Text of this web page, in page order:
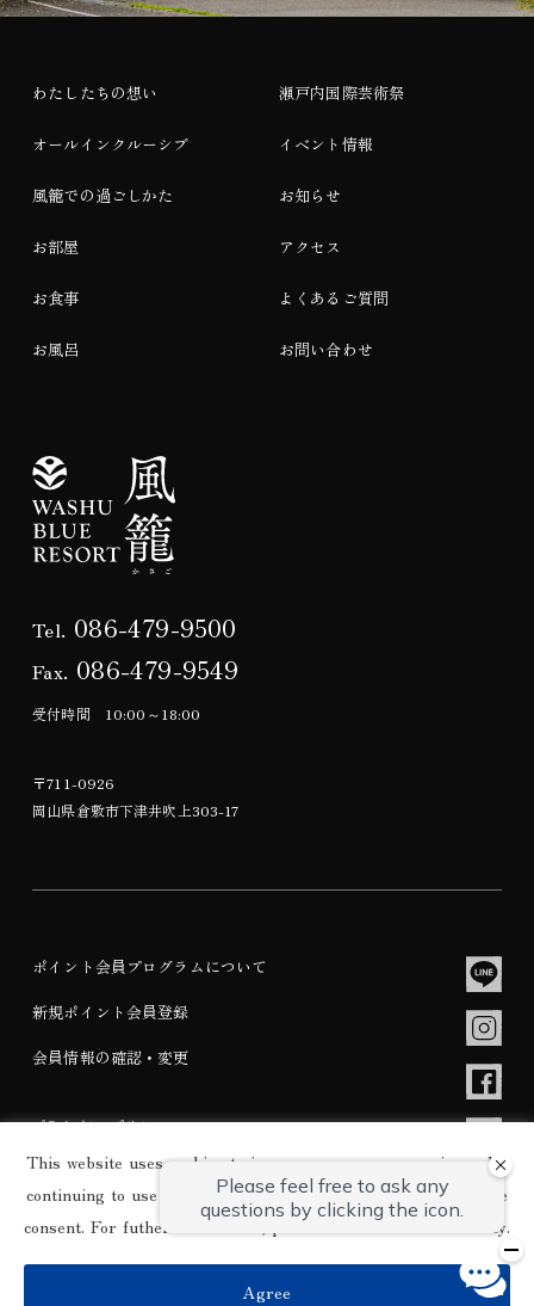
わたしたちの想い
オールインクルーシブ
風籠での過ごしかた
お部屋
お食事
お風呂
瀬戸内国際芸術祭
イベント情報
お知らせ
アクセス
よくあるご質問
お問い合わせ
Tel. 086-479-9500
Fax. 086-479-9549
受付時間 10:00～18:00
〒711-0926
岡山県倉敷市下津井吹上303-17
ポイント会員プログラムについて
新規ポイント会員登録
会員情報の確認・変更
プライバシーポリシー
宿泊約款
This website uses cookies to improve your user experience. By
continuing to use this website, you have agreed with our cookie
consent. For futher information, please check the
Private Policy.
Agree